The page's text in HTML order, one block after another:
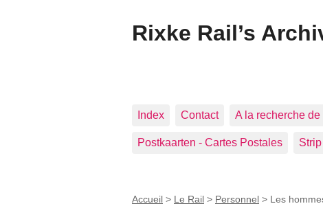
Rixke Rail’s
Index Contact A la recherche de
Postkaarten - Cartes Postales
Accueil > Le Rail > Personnel > Les